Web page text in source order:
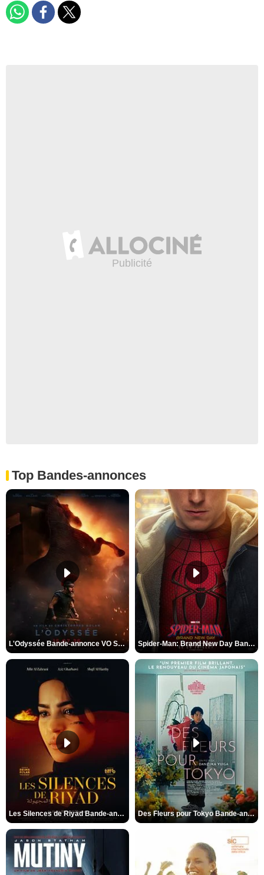
Top Bandes-annonces
L'Odyssée Bande-annonce VO STFR Spider-Man: Brand New Day Bande-annonce VO STFR
Les Silences de Riyad Bande-annonce VO STFR Des Fleurs pour Tokyo Bande-annonce VO STFR